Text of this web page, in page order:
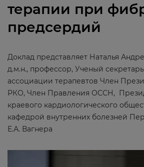
терапии при
предсердий
Доклад представляет Наталья
д.м.н., профессор, Ученый
ассоциации терапевтов Член
РКО, Член Правления ОССН,
краевого кардиологического
кафедрой внутренних болезней
Е.А. Вагнера